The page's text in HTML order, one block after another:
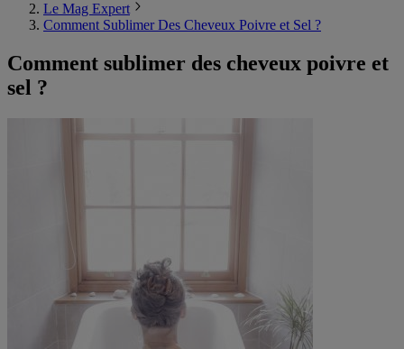
Le Mag Expert
Comment Sublimer Des Cheveux Poivre et Sel ?
Comment sublimer des cheveux poivre et
sel ?